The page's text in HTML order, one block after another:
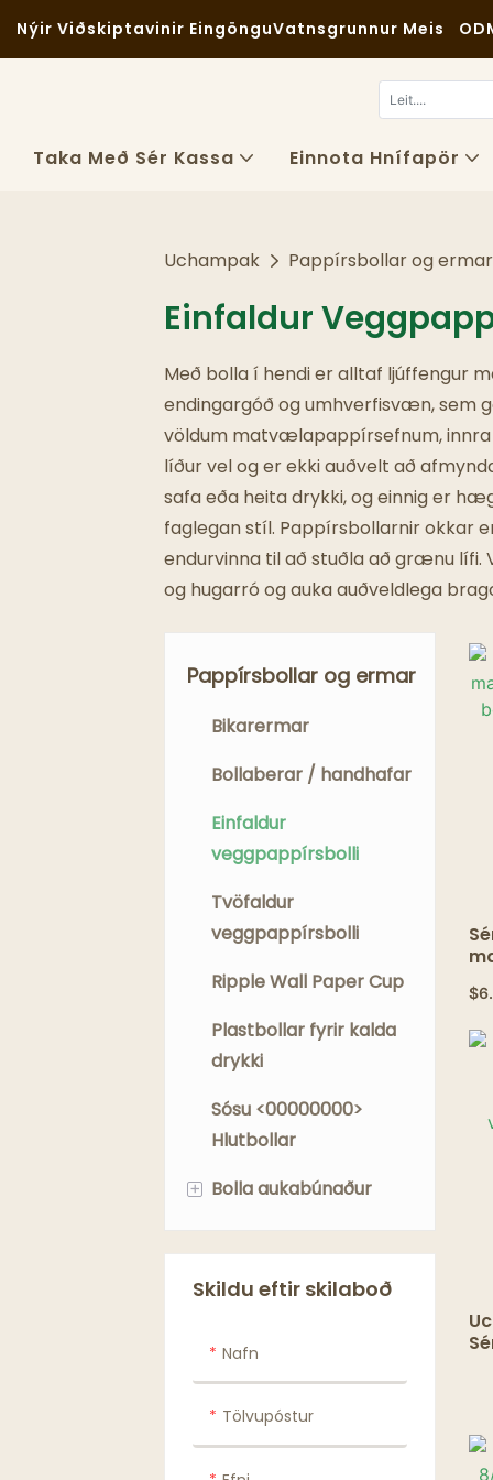
Nýir Viðskiptavinir EingönguVatnsgrunnur Meis
Taka Með Sér Kassa Einnota Hnífapör
Uchampak Pappírsbollar og ermar
Einfaldur
Með bolla í hendi er alltaf ljúffengur
endingargóð og umhverfisvæn, sem
völdum matvælapappírsefnum,
líður vel og er ekki auðvelt að
safa eða heita drykki, og einnig er
faglegan stíl. Pappírsbollarnir
endurvinna til að stuðla að grænu lífi.
og hugarró og auka auðveldlega
$
Pappírsbollar og ermar
Bikarermar
Bollaberar / handhafar
Einfaldur
veggpappírsbolli
Tvöfaldur
veggpappírsbolli
Ripple Wall Paper Cup
Plastbollar fyrir kalda
drykki
Sósu <00000000>
Hlutbollar
+ Bolla aukabúnaður
Bikarstrá
Bollalok
Kaffi síupappír
Töskur fyrir bolla
Skildu eftir skilaboð
Nafn
Tölvupóstur